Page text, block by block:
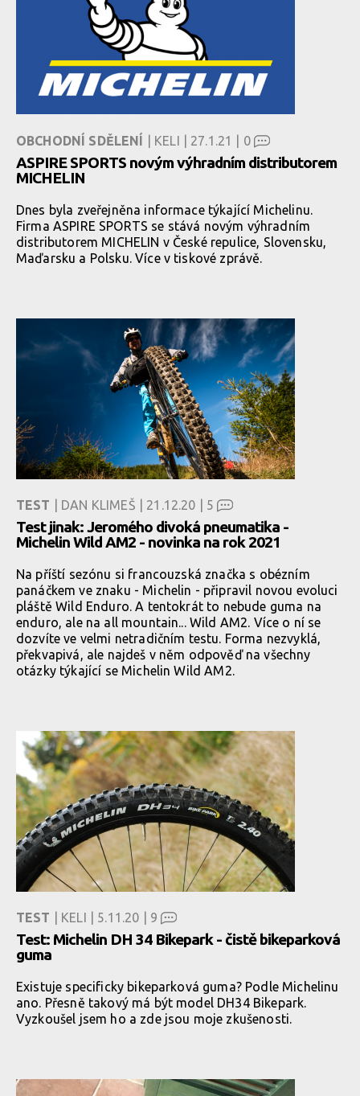
OBCHODNÍ SDĚLENÍ | KELI | 27.1.21 | 0
ASPIRE SPORTS novým výhradním distributorem
MICHELIN
Dnes byla zveřejněna informace týkající Michelinu.
Firma ASPIRE SPORTS se stává novým výhradním
distributorem MICHELIN v České repulice, Slovensku,
Maďarsku a Polsku. Více v tiskové zprávě.
TEST | DAN KLIMEŠ | 21.12.20 | 5
Test jinak: Jeromého divoká pneumatika -
Michelin Wild AM2 - novinka na rok 2021
Na příští sezónu si francouzská značka s obézním
panáčkem ve znaku - Michelin - připravil novou evoluci
pláště Wild Enduro. A tentokrát to nebude guma na
enduro, ale na all mountain... Wild AM2. Více o ní se
dozvíte ve velmi netradičním testu. Forma nezvyklá,
překvapivá, ale najdeš v něm odpověď na všechny
otázky týkající se Michelin Wild AM2.
TEST | KELI | 5.11.20 | 9
Test: Michelin DH 34 Bikepark - čistě bikeparková
guma
Existuje specificky bikeparková guma? Podle Michelinu
ano. Přesně takový má být model DH34 Bikepark.
Vyzkoušel jsem ho a zde jsou moje zkušenosti.